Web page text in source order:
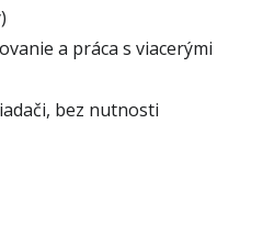
a práca s viacerými
bez nutnosti